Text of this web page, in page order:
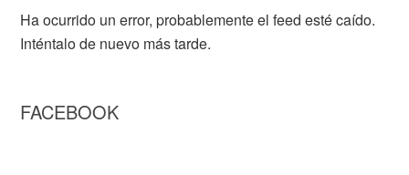
Ha ocurrido un error, probablemente el feed esté caído.
Inténtalo de nuevo más tarde.
FACEBOOK